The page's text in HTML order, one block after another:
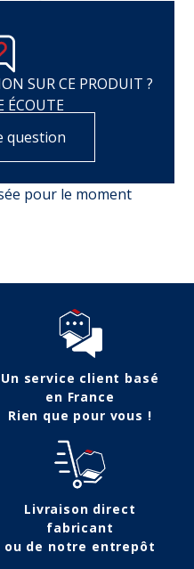
SUR CE PRODUIT ?
ÉCOUTE
question
pour le moment
Un service client basé
en France
Rien que pour vous !
Livraison direct
fabricant
ou de notre entrepôt